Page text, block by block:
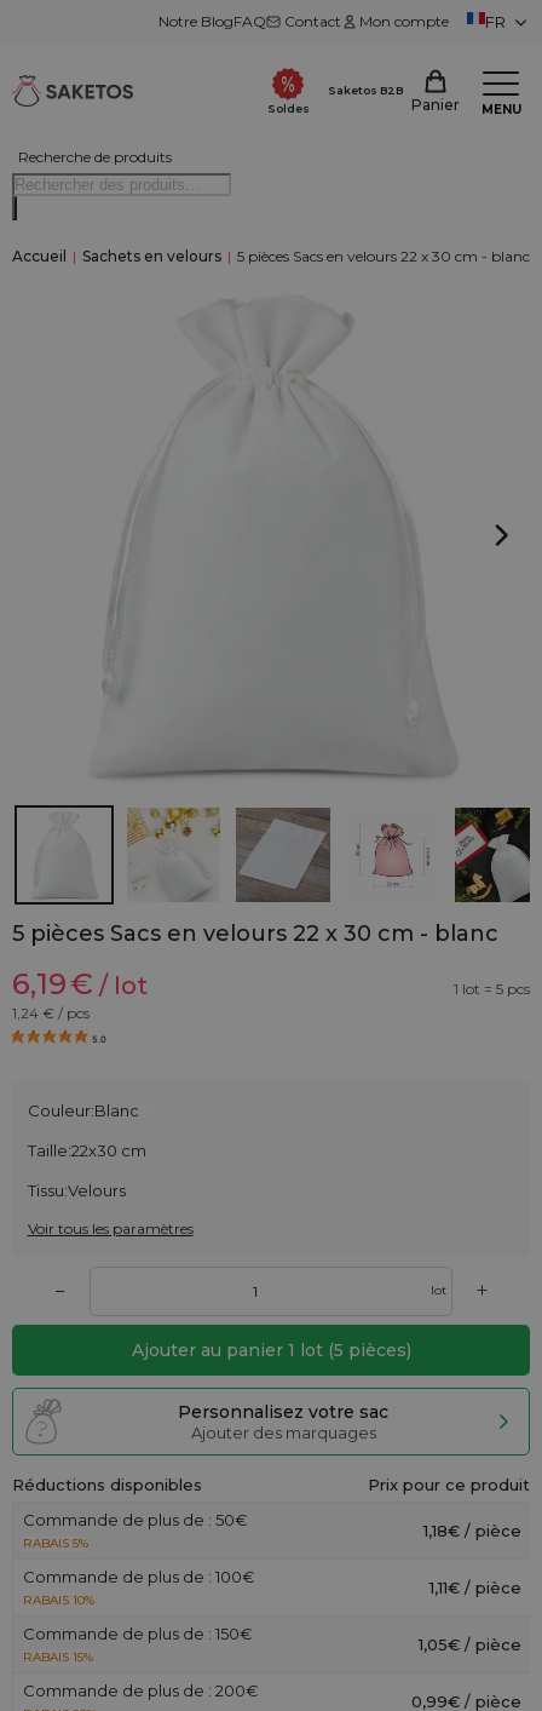
Notre BlogFAQ Contact Mon compte FR
Recherche de produits
Soldes
Saketos B2B
Panier MENU
Accueil | Sachets en velours | 5 pièces Sacs en velours 22 x 30 cm - blanc
5 pièces Sacs en velours 22 x 30 cm - blanc
6,19€ / lot
1 lot = 5 pcs
1,24 € / pcs
5.0
Couleur:Blanc
Taille:22x30 cm
Tissu:Velours
Voir tous les paramètres
– lot +
Ajouter au panier 1 lot (5 pièces)
Personnalisez votre sac
Ajouter des marquages
Réductions disponibles
Prix pour ce produit
Commande de plus de : 50€
RABAIS 5%
1,18€ / pièce
Commande de plus de : 100€
RABAIS 10%
1,11€ / pièce
Commande de plus de : 150€
RABAIS 15%
1,05€ / pièce
Commande de plus de : 200€
0,99€ / pièce